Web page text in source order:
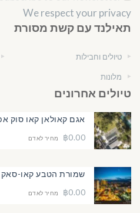
We respect your privacy
תאילנד עם קשת מסורת
טיולים וחבילות
מלונות
טיולים אחרונים
אגם קאולאן קאו סוק
฿0.00
מחיר לאדם
שמורת הטבע קאו-סאק 04.23
฿0.00
מחיר לאדם